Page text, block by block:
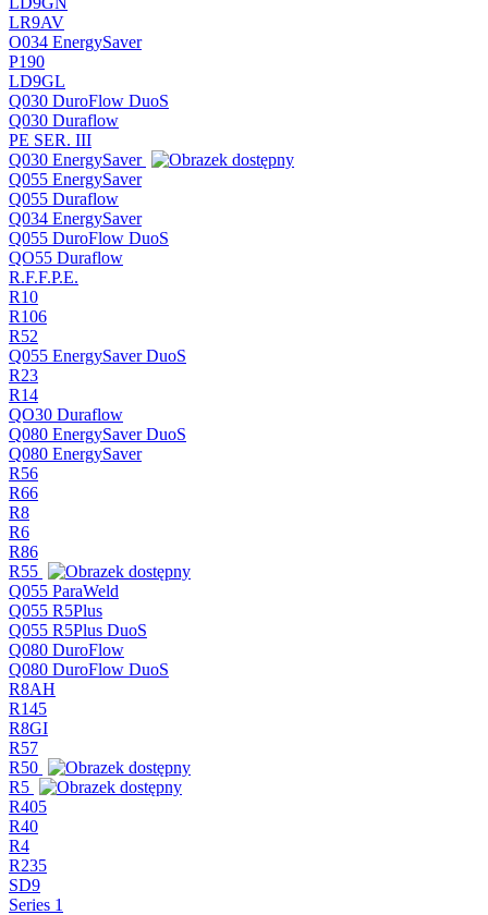
LR9AV
O034 EnergySaver
P190
LD9GL
Q030 DuroFlow DuoS
Q030 Duraflow
PE SER. III
Q030 EnergySaver
Q055 EnergySaver
Q055 Duraflow
Q034 EnergySaver
Q055 DuroFlow DuoS
QO55 Duraflow
R.F.F.P.E.
R10
R106
R52
Q055 EnergySaver DuoS
R23
R14
QO30 Duraflow
Q080 EnergySaver DuoS
Q080 EnergySaver
R56
R66
R8
R6
R86
R55
Q055 ParaWeld
Q055 R5Plus
Q055 R5Plus DuoS
Q080 DuroFlow
Q080 DuroFlow DuoS
R8AH
R145
R8GI
R57
R50
R5
R405
R40
R4
R235
SD9
Series 1